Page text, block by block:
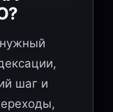
шаг и